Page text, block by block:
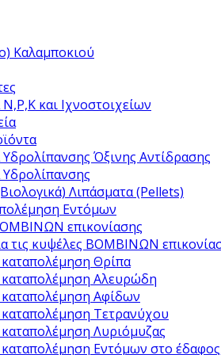
Καλαμποκιού
και Ιχνοστοιχείων
Όξινης Αντίδρασης
Λιπάσματα (Pellets)
Εντόμων
επικονίασης
τις κυψέλες ΒΟΜΒΙΝΩΝ
καταπολέμηση Θρίπα
καταπολέμηση Αλευρώδη
καταπολέμηση Αφίδων
καταπολέμηση Τετρανύχου
Λυριόμυζας
καταπολέμηση Εντόμων στο